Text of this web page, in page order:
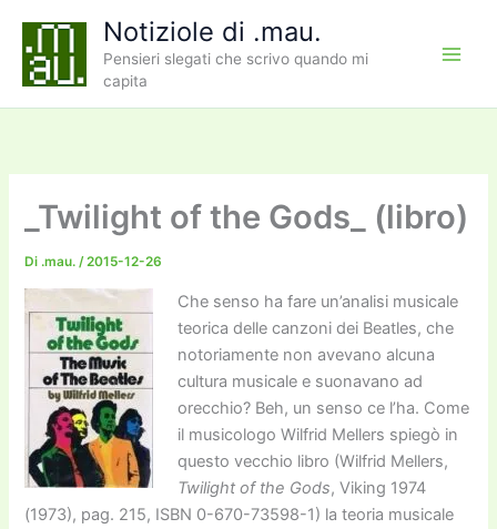
contenuto
Notiziole di .mau.
Pensieri slegati che scrivo quando mi
capita
_Twilight of the Gods_ (libro)
Di .mau./2015-12-26
Che senso ha fare un’analisi musicale
teorica delle canzoni dei Beatles, che
notoriamente non avevano alcuna
cultura musicale e suonavano ad
orecchio? Beh, un senso ce l’ha. Come
il musicologo Wilfrid Mellers spiegò in
questo vecchio libro (Wilfrid Mellers,
Twilight of the Gods, Viking 1974
(1973), pag. 215, ISBN 0-670-73598-1) la teoria musicale